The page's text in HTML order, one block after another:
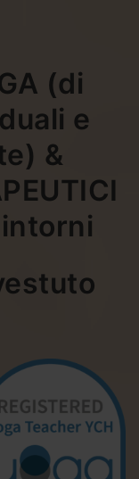
(di
e
&